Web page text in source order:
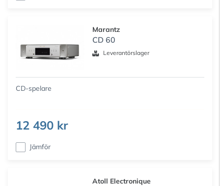
Marantz
CD 60
Leverantörslager
CD-spelare
12 490 kr
Jämför
Atoll Electronique